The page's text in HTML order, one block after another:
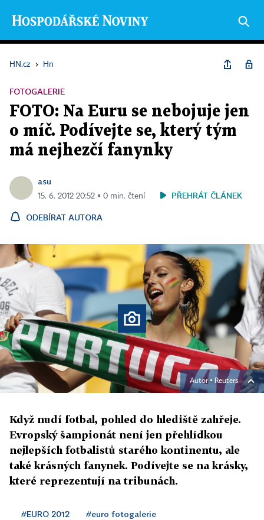
HN.cz › Hn
FOTOGALERIE
FOTO: Na Euru se nebojuje jen
o míč. Podívejte se, který tým
má nejhezčí fanynky
asu
15. 6. 2012 20:52 ▪ 0 min. čtení PŘEHRÁT ČLÁNEK
ODEBÍRAT AUTORA
Autor ▪ Reuters
Když nudí fotbal, pohled do hlediště zahřeje.
Evropský šampionát není jen přehlídkou
nejlepších fotbalistů starého kontinentu, ale
také krásných fanynek. Podívejte se na krásky,
které reprezentují na tribunách.
#EURO 2012 #euro fotogalerie